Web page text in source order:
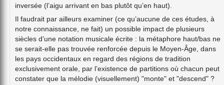
inversée (l’aigu arrivant en bas plutôt qu’en haut).
Il faudrait par ailleurs examiner (ce qu’aucune de ces études, à
notre connaissance, ne fait) un possible impact de plusieurs
siècles d’une notation musicale écrite : la métaphore haut/bas ne
se serait-elle pas trouvée renforcée depuis le Moyen-Âge, dans
les pays occidentaux en regard des régions de tradition
exclusivement orale, par l’existence de partitions où chacun peut
constater que la mélodie (visuellement) "monte" et "descend" ?